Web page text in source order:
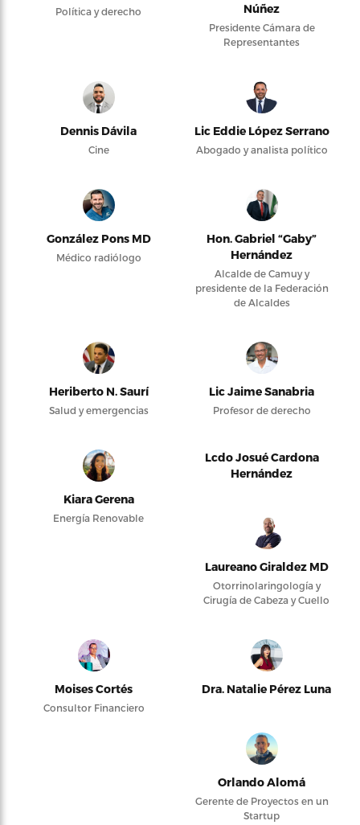
Política y derecho Núñez
Presidente Cámara de
Representantes
Dennis Dávila
Cine
Lic Eddie López Serrano
Abogado y analista político
González Pons MD
Médico radiólogo
Hon. Gabriel “Gaby”
Hernández
Alcalde de Camuy y
presidente de la Federación
de Alcaldes
Heriberto N. Saurí
Salud y emergencias
Lic Jaime Sanabria
Profesor de derecho
Kiara Gerena
Energía Renovable
Lcdo Josué Cardona
Hernández
Laureano Giraldez MD
Otorrinolaringología y
Cirugía de Cabeza y Cuello
Moises Cortés
Consultor Financiero
Dra. Natalie Pérez Luna
Orlando Alomá
Gerente de Proyectos en un
Startup